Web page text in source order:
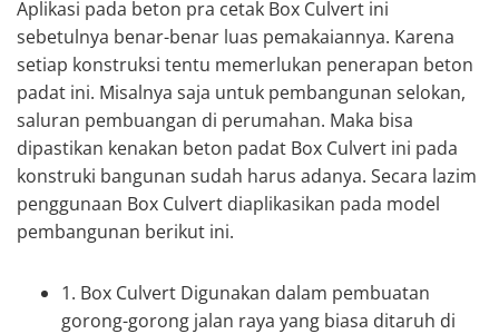
Aplikasi pada beton pra cetak Box Culvert ini
sebetulnya benar-benar luas pemakaiannya. Karena
setiap konstruksi tentu memerlukan penerapan beton
padat ini. Misalnya saja untuk pembangunan selokan,
saluran pembuangan di perumahan. Maka bisa
dipastikan kenakan beton padat Box Culvert ini pada
konstruki bangunan sudah harus adanya. Secara lazim
penggunaan Box Culvert diaplikasikan pada model
pembangunan berikut ini.
1. Box Culvert Digunakan dalam pembuatan
gorong-gorong jalan raya yang biasa ditaruh di